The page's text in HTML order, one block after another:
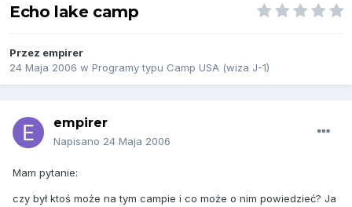
Echo lake camp
Przez empirer
24 Maja 2006 w Programy typu Camp USA (wiza J-1)
empirer
Napisano 24 Maja 2006
Mam pytanie:
czy był ktoś może na tym campie i co może o nim powiedzieć? Ja